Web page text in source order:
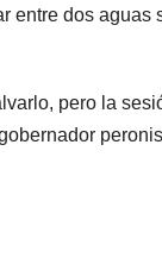
entre dos aguas
pero la